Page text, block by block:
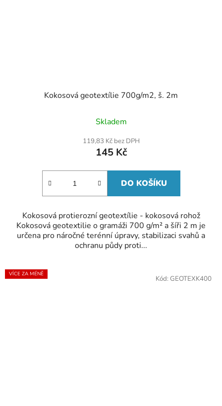
Kokosová geotextílie 700g/m2, š. 2m
hodnocení
je
5,0
5
hvězdiček.
Skladem
119,83 Kč bez DPH
145 Kč
DO KOŠÍKU
Kokosová protierozní geotextílie - kokosová rohož
Kokosová geotextilie o gramáži 700 g/m² a šíři 2 m je
určena pro náročné terénní úpravy, stabilizaci svahů a
ochranu půdy proti...
VÍCE ZA MÉNĚ
Kód: GEOTEXK400